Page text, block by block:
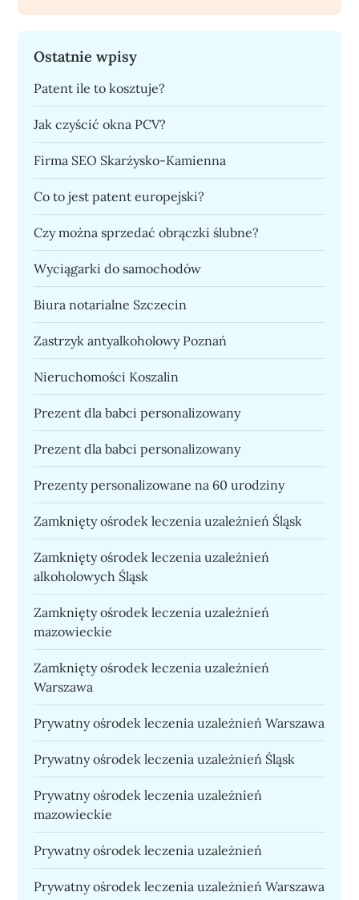
Ostatnie wpisy
Patent ile to kosztuje?
Jak czyścić okna PCV?
Firma SEO Skarżysko-Kamienna
Co to jest patent europejski?
Czy można sprzedać obrączki ślubne?
Wyciągarki do samochodów
Biura notarialne Szczecin
Zastrzyk antyalkoholowy Poznań
Nieruchomości Koszalin
Prezent dla babci personalizowany
Prezent dla babci personalizowany
Prezenty personalizowane na 60 urodziny
Zamknięty ośrodek leczenia uzależnień Śląsk
Zamknięty ośrodek leczenia uzależnień
alkoholowych Śląsk
Zamknięty ośrodek leczenia uzależnień
mazowieckie
Zamknięty ośrodek leczenia uzależnień
Warszawa
Prywatny ośrodek leczenia uzależnień Warszawa
Prywatny ośrodek leczenia uzależnień Śląsk
Prywatny ośrodek leczenia uzależnień
mazowieckie
Prywatny ośrodek leczenia uzależnień
Prywatny ośrodek leczenia uzależnień Warszawa